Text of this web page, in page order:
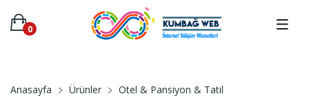
0
Anasayfa Ürünler Otel & Pansiyon & Tatil